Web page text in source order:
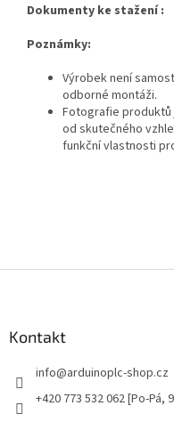
Dokumenty ke stažení :
Poznámky:
Výrobek není
odborné montáži.
Fotografie produktů
od skutečného
funkční vlastnosti
Kontakt
info@arduinoplc-shop.cz
+420 773 532 062 [Po-Pá,